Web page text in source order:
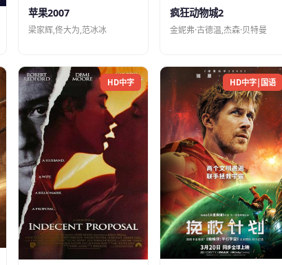
苹果2007
梁家辉,佟大为,范冰冰
疯狂动物城2
金妮弗·古德温,杰森·贝特曼
HD中字 HD中字|国语